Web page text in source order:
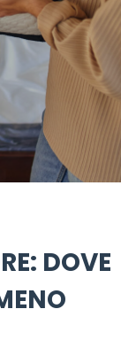
DOVE